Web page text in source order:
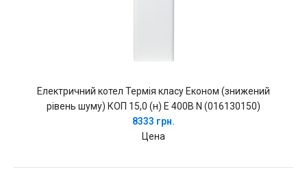
Електричний котел Термія класу Економ (знижений
рівень шуму) КОП 15,0 (н) Е 400В N (016130150)
8333 грн.
Цена